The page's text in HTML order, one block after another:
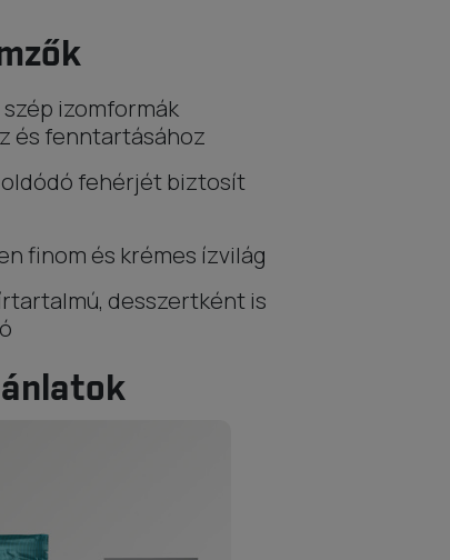
szép izomformák
és fenntartásához
oldódó fehérjét biztosít
finom és krémes ízvilág
desszertként is